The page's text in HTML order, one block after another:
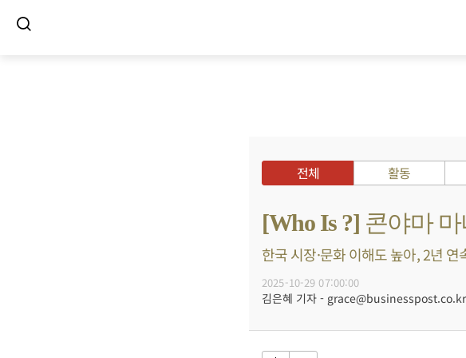
전체 활동
[Who Is ?] 콘야마
한국 시장·문화 이해도 높아, 2년
2025-10-29 07:00:00
김은혜 기자 - grace@businesspost.co.kr